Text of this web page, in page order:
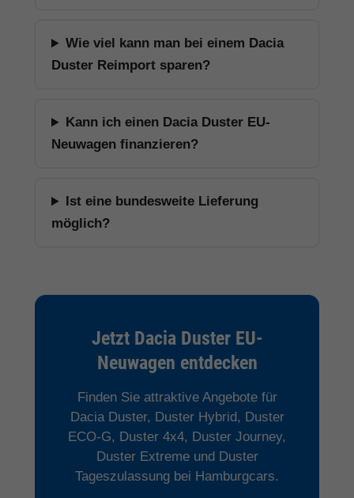
Wie viel kann man bei einem Dacia
Duster Reimport sparen?
Kann ich einen Dacia Duster EU-
Neuwagen finanzieren?
Ist eine bundesweite Lieferung
möglich?
Jetzt Dacia Duster EU-
Neuwagen entdecken
Finden Sie attraktive Angebote für
Dacia Duster, Duster Hybrid, Duster
ECO-G, Duster 4x4, Duster Journey,
Duster Extreme und Duster
Tageszulassung bei Hamburgcars.